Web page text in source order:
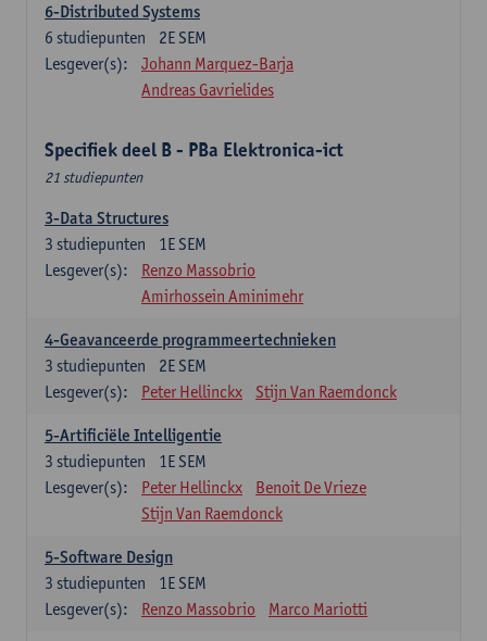
6-Distributed Systems
2E SEM
6 studiepunten
Lesgever(s):
Johann Marquez-Barja
Andreas Gavrielides
Specifiek deel B - PBa Elektronica-ict
21 studiepunten
3-Data Structures
1E SEM
3 studiepunten
Lesgever(s):
Renzo Massobrio
Amirhossein Aminimehr
4-Geavanceerde programmeertechnieken
2E SEM
3 studiepunten
Lesgever(s):
Peter Hellinckx Stijn Van Raemdonck
5-Artificiële Intelligentie
1E SEM
3 studiepunten
Lesgever(s):
Peter Hellinckx
Benoit De Vrieze
Stijn Van Raemdonck
5-Software Design
1E SEM
3 studiepunten
Lesgever(s):
Renzo Massobrio Marco Mariotti